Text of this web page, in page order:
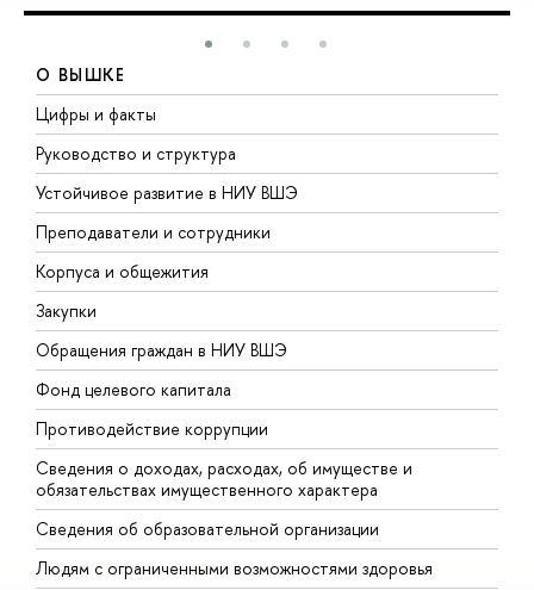
О ВЫШКЕ
Цифры и факты
Руководство и структура
Устойчивое развитие в НИУ ВШЭ
Преподаватели и сотрудники
Корпуса и общежития
Закупки
Обращения граждан в НИУ ВШЭ
Фонд целевого капитала
Противодействие коррупции
Сведения о доходах, расходах, об имуществе и
обязательствах имущественного характера
Сведения об образовательной организации
Людям с ограниченными возможностями здоровья